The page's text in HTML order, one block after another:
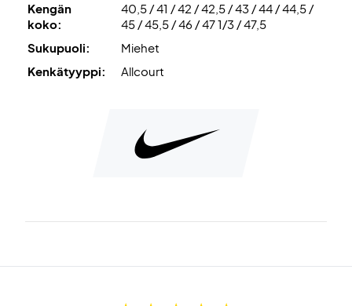
Kengän
koko:
40,5 / 41 / 42 / 42,5 / 43 / 44 / 44,5 /
45 / 45,5 / 46 / 47 1/3 / 47,5
Sukupuoli:
Miehet
Kenkätyyppi:
Allcourt